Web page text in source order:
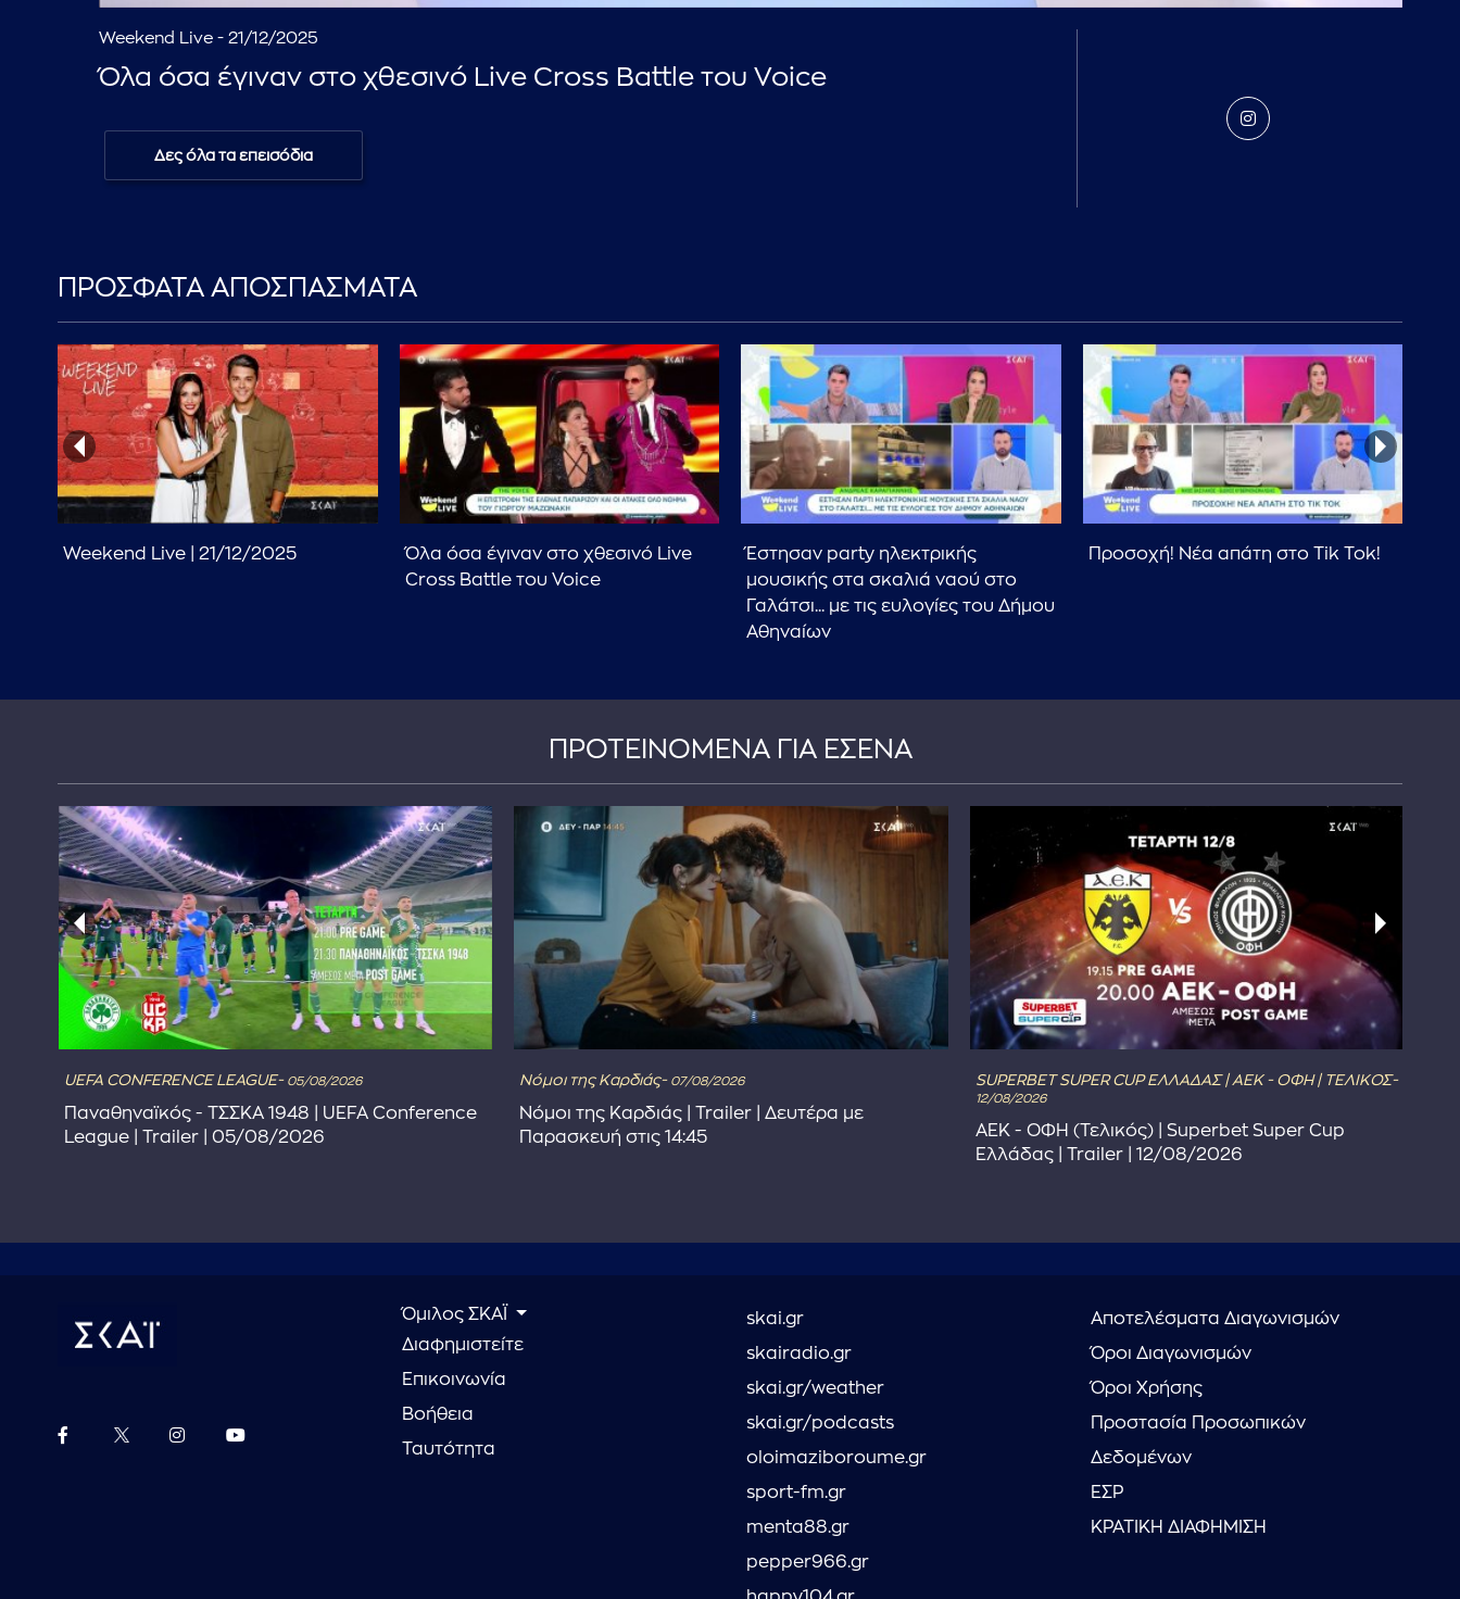
Weekend Live - 21/12/2025
Όλα όσα έγιναν στο χθεσινό Live Cross Battle του Voice
Δες όλα τα επεισόδια
ΠΡΟΣΦΑΤΑ ΑΠΟΣΠΑΣΜΑΤΑ
Weekend Live | 21/12/2025
Όλα όσα έγιναν στο χθεσινό Live
Cross Battle του Voice
Έστησαν party ηλεκτρικής
μουσικής στα σκαλιά ναού στο
Γαλάτσι... με τις ευλογίες του Δήμου
Αθηναίων
Προσοχή! Νέα απάτη στο Tik Tok!
ΠΡΟΤΕΙΝΟΜΕΝΑ ΓΙΑ ΕΣΕΝΑ
UEFA CONFERENCE LEAGUE- 05/08/2026
Παναθηναϊκός - ΤΣΣΚΑ 1948 | UEFA Conference
League | Trailer | 05/08/2026
Νόμοι της Καρδιάς- 07/08/2026
Νόμοι της Καρδιάς | Trailer | Δευτέρα με
Παρασκευή στις 14:45
SUPERBET SUPER CUP ΕΛΛΑΔΑΣ | ΑΕΚ - ΟΦΗ | ΤΕΛΙΚΟΣ-
12/08/2026
ΑΕΚ - ΟΦΗ (Τελικός) | Superbet Super Cup
Ελλάδας | Trailer | 12/08/2026
Όμιλος ΣΚΑΪ
Διαφημιστείτε
Επικοινωνία
Βοήθεια
Ταυτότητα
skai.gr
skairadio.gr
skai.gr/weather
skai.gr/podcasts
oloimaziboroume.gr
sport-fm.gr
menta88.gr
pepper966.gr
Αποτελέσματα Διαγωνισμών
Όροι Διαγωνισμών
Όροι Χρήσης
Προστασία Προσωπικών
Δεδομένων
ΕΣΡ
ΚΡΑΤΙΚΗ ΔΙΑΦΗΜΙΣΗ